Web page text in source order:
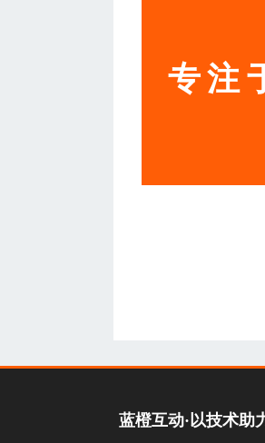
专注
蓝橙互动·以技术助